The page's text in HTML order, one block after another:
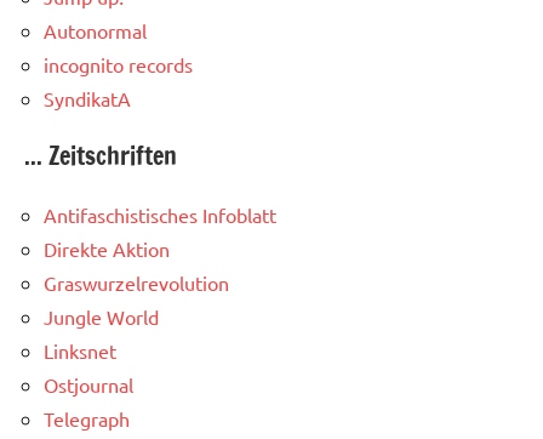
Autonormal
incognito records
SyndikatA
... Zeitschriften
Antifaschistisches Infoblatt
Direkte Aktion
Graswurzelrevolution
Jungle World
Linksnet
Ostjournal
Telegraph